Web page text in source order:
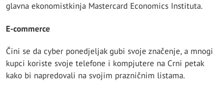
glavna ekonomistkinja Mastercard Economics Instituta.
E-commerce
Čini se da cyber ponedjeljak gubi svoje značenje, a mnogi
kupci koriste svoje telefone i kompjutere na Crni petak
kako bi napredovali na svojim prazničnim listama.